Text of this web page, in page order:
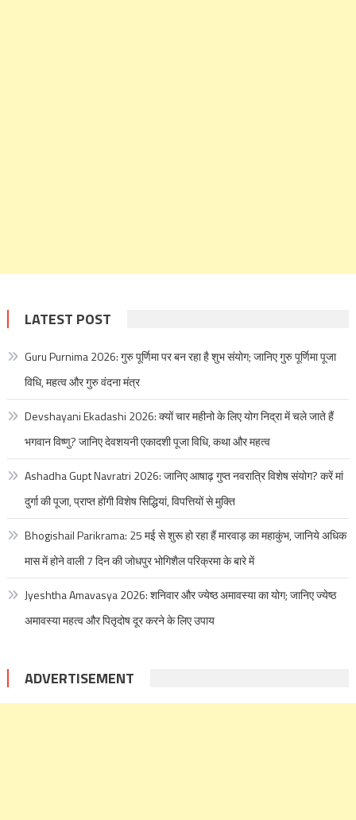
LATEST POST
Guru Purnima 2026: गुरु पूर्णिमा पर बन रहा है शुभ संयोग; जानिए गुरु पूर्णिमा पूजा
विधि, महत्व और गुरु वंदना मंत्र
Devshayani Ekadashi 2026: क्यों चार महीनो के लिए योग निद्रा में चले जाते हैं
भगवान विष्णु? जानिए देवशयनी एकादशी पूजा विधि, कथा और महत्व
Ashadha Gupt Navratri 2026: जानिए आषाढ़ गुप्त नवरात्रि विशेष संयोग? करें मां
दुर्गा की पूजा, प्राप्त होंगी विशेष सिद्धियां, विपत्तियों से मुक्ति
Bhogishail Parikrama: 25 मई से शुरू हो रहा हैं मारवाड़ का महाकुंभ, जानिये अधिक
मास में होने वाली 7 दिन की जोधपुर भोगिशैल परिक्रमा के बारे में
Jyeshtha Amavasya 2026: शनिवार और ज्येष्ठ अमावस्या का योग; जानिए ज्येष्ठ
अमावस्या महत्व और पितृदोष दूर करने के लिए उपाय
ADVERTISEMENT